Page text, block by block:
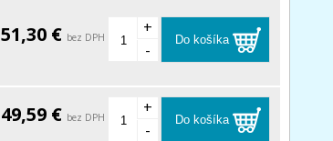
51,30 € bez DPH
+
-
Do košíka
49,59 € bez DPH
+
-
Do košíka